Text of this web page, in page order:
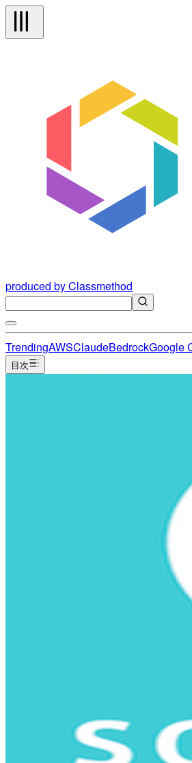
produced by Classmethod
TrendingAWSClaudeBedrockGoogle
目次